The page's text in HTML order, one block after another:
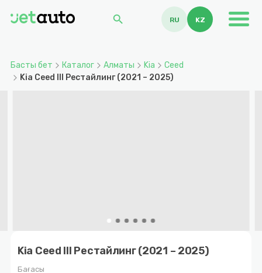
search RU KZ
Басты бет Каталог Алматы Kia
Ceed
Kia Ceed III Рестайлинг (2021 – 2025)
Kia Ceed III Рестайлинг (2021 – 2025)
Бағасы